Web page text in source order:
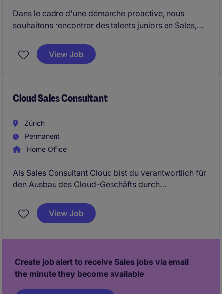
Dans le cadre d'une démarche proactive, nous
souhaitons rencontrer des talents juniors en Sales,
dans un environnement technique et international.
View Job
Cloud Sales Consultant
Zürich
Permanent
Home Office
Als Sales Consultant Cloud bist du verantwortlich für
den Ausbau des Cloud-Geschäfts durch
Pipeline-Management. Dabei berätst du Kunden zu
modernen Cloud- und Workplace-Lösungen und
View Job
Create job alert to receive Sales jobs via email
the minute they become available